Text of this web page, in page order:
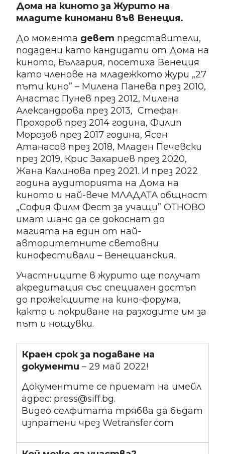
Дома на киното за Журито на
младите киномани във Венеция.
До момента девет представители,
подадени като кандидати от Дома на
киното, България, посетиха Венеция
като членове на младежкото жури „27
пъти кино” – Милена Панева през 2010,
Анастас Пунев през 2012, Милена
Александрова през 2013, Стефан
Прохоров през 2014 година, Филип
Морозов през 2017 година, Ясен
Атанасов през 2018, Младен Печевски
през 2019, Крис Захариев през 2020,
Жана Калинова през 2021. И през 2022
година аудиторията на Дома на
киното и най-вече МЛАДАТА общност
„София Филм Фест за учащи” ОТНОВО
имат шанс да се докоснат до
магията на един от най-
авторитетните световни
кинофестивали – Венецианския.
Участниците в журито ще получат
акредитация със специален достъп
до прожекциите на кино-форума,
както и покриване на разходите им за
път и нощувки.
Краен срок за подаване на
документи – 29 май 2022!
Документите се приемат на имейл
адрес: press@siff.bg.
Видео селфитата трябва да бъдат
изпратени чрез Wetransfer.com